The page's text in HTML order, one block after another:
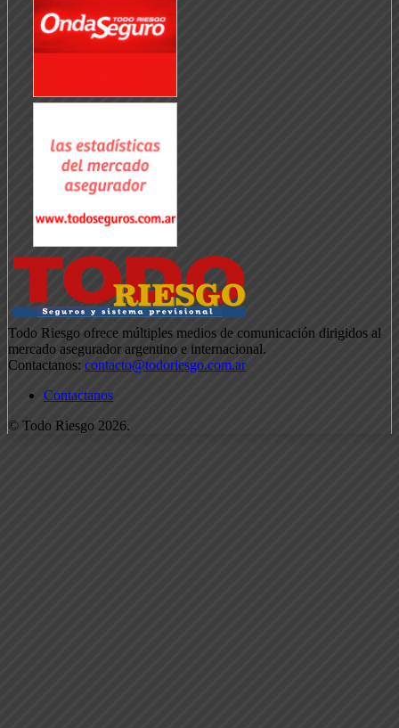
Todo Riesgo ofrece múltiples medios de comunicación dirigidos al
mercado asegurador argentino e internacional.
Contactanos: contacto@todoriesgo.com.ar
Contactanos
© Todo Riesgo 2026.